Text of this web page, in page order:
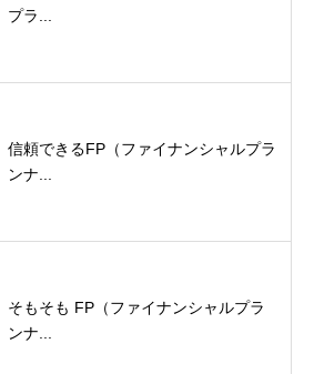
プラ...
信頼できるFP（ファイナンシャルプラ
ンナ...
そもそも FP（ファイナンシャルプラ
ンナ...